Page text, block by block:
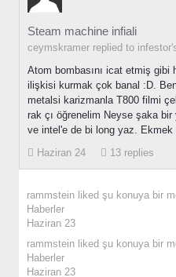
Steam machine infiali
ceymskramer replied to
Atom bombasını icat etmiş gibi
ilişkisi kurmak çok banal :D.
metalsi karizmanla T800 filmi
rak çı öğrenelim Neyse şaka
ve intel'e de bi long yaz. Ekmek
Haziran 24
13 replies
rammstein liked şu konuya bir
Haberler
Haziran 23
rammstein liked şu konuya bir
Haberler
Haziran 23